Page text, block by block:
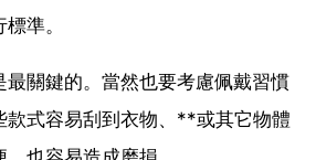
準。
最關鍵的。當然也要考慮佩戴習慣
款式容易刮到衣物、**或其它物體